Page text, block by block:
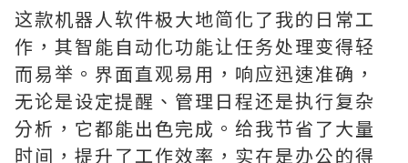
这款机器人软件极大地简化了我的日常工
作，其智能自动化功能让任务处理变得轻
而易举。界面直观易用，响应迅速准确，
无论是设定提醒、管理日程还是执行复杂
分析，它都能出色完成。给我节省了大量
时间，提升了工作效率，实在是办公的得